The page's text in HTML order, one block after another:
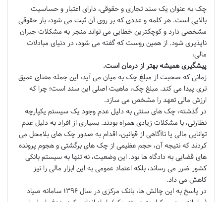
چک به عنوان یک سند تجاری و حقوقی، دارای اعتبار و حساسیت
بالایی است. هر کلمه و عددی که بر روی آن ثبت می شود، بار حقوقی
مشخصی دارد و کوچکترین خطایی می تواند منجر به مشکلات جبران
ناپذیری شود. از همین روست که گفته می شود، در دنیای مبادلات
مالی،
پیشگیری همیشه بهتر از درمان است.
زمانی که صحبت از مبلغ چک به میان می آید، این جمله معنای عمیق
تری پیدا می کند. مبلغ چک، ماهیت اصلی این سند است؛ چرا که
ارزش مالی تعهد را مشخص می سازد.
در گذشته، چک های سنتی به دلیل عدم وجود یک سیستم یکپارچه
نظارتی، با مشکلات زیادی همراه بودند. بسیاری از افراد به دلیل عدم
توانایی مالی یا ناآگاهی از قوانین، اقدام به صدور چک های بلامحل می
کردند که نتیجه آن، حجم عظیمی از چک های برگشتی و هجوم پرونده
های قضایی به دادگاه ها بود. این وضعیت، نه تنها به سیستم بانکی
کشور ضرر می رساند، بلکه اعتماد عمومی به این ابزار مالی را نیز
کاهش می داد.
در پاسخ به این چالش ها، بانک مرکزی در سال ۱۳۹۶ سامانه صیاد